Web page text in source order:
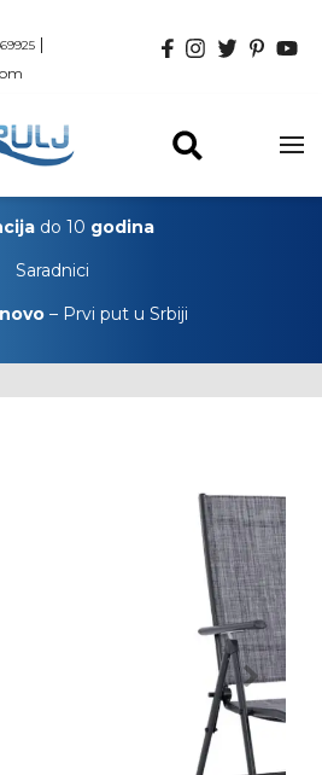
do 10 godina
Saradnici
– Prvi put u Srbiji
Next